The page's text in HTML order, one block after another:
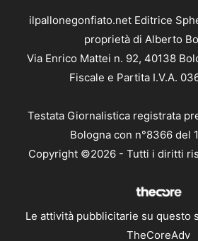
ilpallonegonfiato.net Editrice
proprietà di Alberto
Via Enrico Mattei n. 92, 40138
Fiscale e Partita I.V.A.
Testata Giornalistica registrata
Bologna con n°8366 del
Copyright ©2026 - Tutti i diritti
Le attività pubblicitarie su questo
TheCoreAdv